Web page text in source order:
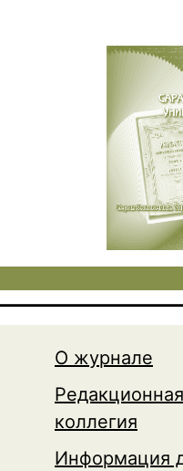
О журнале
Редакционная
коллегия
Информация